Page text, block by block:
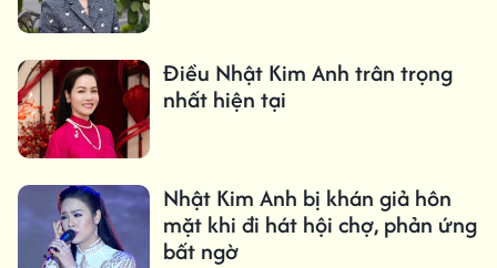
Điều Nhật Kim Anh trân trọng
nhất hiện tại
Nhật Kim Anh bị khán giả hôn
mặt khi đi hát hội chợ, phản ứng
bất ngờ